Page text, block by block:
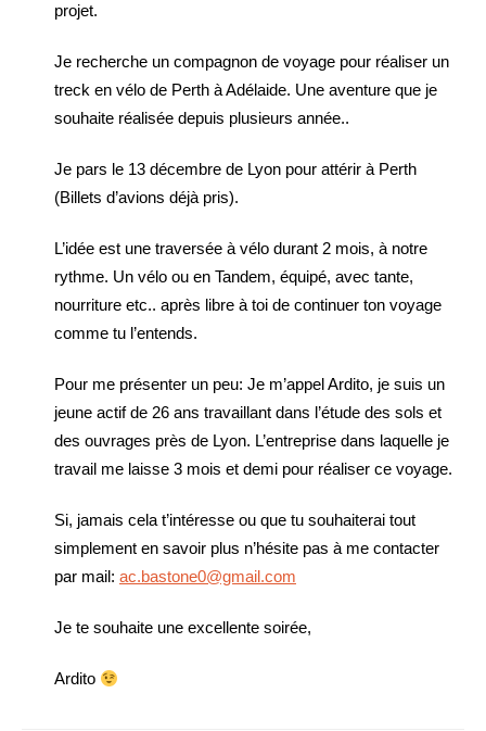
projet.
Je recherche un compagnon de voyage pour réaliser un
treck en vélo de Perth à Adélaide. Une aventure que je
souhaite réalisée depuis plusieurs année..
Je pars le 13 décembre de Lyon pour attérir à Perth
(Billets d’avions déjà pris).
L’idée est une traversée à vélo durant 2 mois, à notre
rythme. Un vélo ou en Tandem, équipé, avec tante,
nourriture etc.. après libre à toi de continuer ton voyage
comme tu l’entends.
Pour me présenter un peu: Je m’appel Ardito, je suis un
jeune actif de 26 ans travaillant dans l’étude des sols et
des ouvrages près de Lyon. L’entreprise dans laquelle je
travail me laisse 3 mois et demi pour réaliser ce voyage.
Si, jamais cela t’intéresse ou que tu souhaiterai tout
simplement en savoir plus n’hésite pas à me contacter
par mail: ac.bastone0@gmail.com
Je te souhaite une excellente soirée,
Ardito